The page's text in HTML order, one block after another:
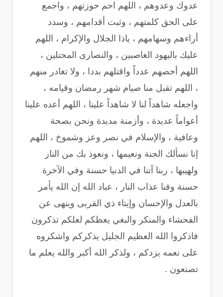
عدوك وعدوهم ، اللهم احم حوزتهم ، واجمع
على الحق كلمتهم ، وثبت أقدامهم ، وسدد
أراءهم وسهامهم ، ياذا الجلال والإكرام ، اللهم
عليك باليهود الغاصبين ، والنصارى المحتلين ،
اللهم أحصهم عدداً واقتلهم بددا ، ولا تغادر منهم
، اللهم تقبل منا صيام شهر رمضان وقيامه ،
واجعله شاهداً لنا لا شاهداً علينا ، اللهم أعده علينا
أعواماً عديدة ، وأزمنة مديدة ونحن بصحة
وعافية ، والإسلام في نصر وعز وشموخ ، اللهم
إنا نسألك الجنة ونعيمها ، ونعوذ بك من النار
ولهيبها ، ربنا آتنا في الدنيا حسنة وفي الآخرة
حسنة وقنا عذاب النار ، عباد الله إن الله يأمر
بالعدل والإحسان وإيتاء ذي القربى وينهى عن
الفحشاء والمنكر والبغي يعظكم لعلكم تذكرون
فاذكروا الله العظيم الجليل يذكركم واشكروه
على نعمه يزدكم ، ولذكر الله أكبر والله يعلم ما
تصنعون .